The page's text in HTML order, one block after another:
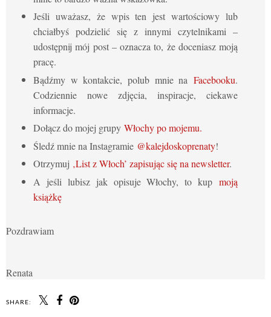
Jeśli uważasz, że wpis ten jest wartościowy lub
chciałbyś podzielić się z innymi czytelnikami –
udostępnij mój post – oznacza to, że doceniasz moją
pracę.
Bądźmy w kontakcie, polub mnie na Facebooku.
Codziennie nowe zdjęcia, inspiracje, ciekawe
informacje.
Dołącz do mojej grupy Włochy po mojemu.
Śledź mnie na Instagramie @kalejdoskoprenaty!
Otrzymuj ‚List z Włoch’ zapisując się na newsletter.
A jeśli lubisz jak opisuje Włochy, to kup moją
książkę
Pozdrawiam
Renata
SHARE: